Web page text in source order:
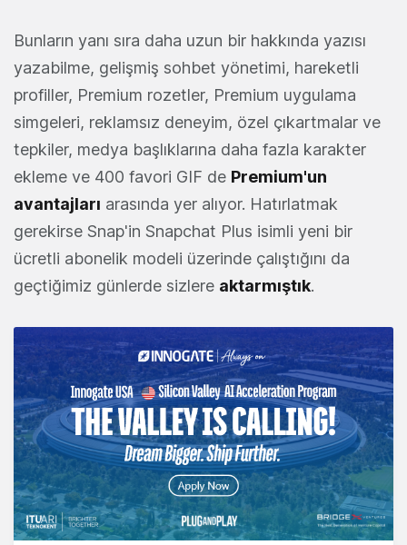
Bunların yanı sıra daha uzun bir hakkında yazısı
yazabilme, gelişmiş sohbet yönetimi, hareketli
profiller, Premium rozetler, Premium uygulama
simgeleri, reklamsız deneyim, özel çıkartmalar ve
tepkiler, medya başlıklarına daha fazla karakter
ekleme ve 400 favori GIF de Premium'un
avantajları arasında yer alıyor. Hatırlatmak
gerekirse Snap'in Snapchat Plus isimli yeni bir
ücretli abonelik modeli üzerinde çalıştığını da
geçtiğimiz günlerde sizlere aktarmıştık.